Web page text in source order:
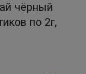
чёрный
по 2г,